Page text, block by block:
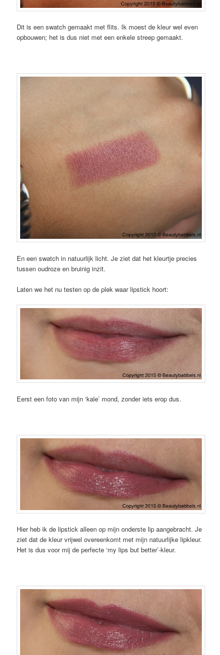
Dit is een swatch gemaakt met flits. Ik moest de kleur wel even
opbouwen; het is dus niet met een enkele streep gemaakt.
En een swatch in natuurlijk licht. Je ziet dat het kleurtje precies
tussen oudroze en bruinig inzit.
Laten we het nu testen op de plek waar lipstick hoort:
Eerst een foto van mijn ‘kale’ mond, zonder iets erop dus.
Hier heb ik de lipstick alleen op mijn onderste lip aangebracht. Je
ziet dat de kleur vrijwel overeenkomt met mijn natuurlijke lipkleur.
Het is dus voor mij de perfecte ‘my lips but better’-kleur.